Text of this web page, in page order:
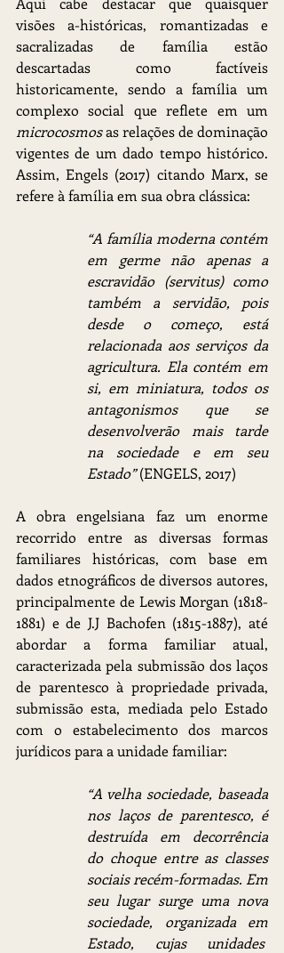
visões a-históricas, romantizadas e
sacralizadas de família estão
descartadas como factíveis
historicamente, sendo a família um
microcosmos as relações de dominação
vigentes de um dado tempo histórico.
Assim, Engels (2017) citando Marx, se
refere à família em sua obra clássica:
“A família moderna contém
em germe não apenas a
escravidão (servitus) como
também a servidão, pois
desde o começo, está
relacionada aos serviços da
agricultura. Ela contém em
si, em miniatura, todos os
antagonismos que se
desenvolverão mais tarde
na sociedade e em seu
Estado” (ENGELS, 2017)
A obra engelsiana faz um enorme
recorrido entre as diversas formas
familiares históricas, com base em
dados etnográficos de diversos autores,
principalmente de Lewis Morgan (1818-
1881) e de J.J Bachofen (1815-1887), até
abordar a forma familiar atual,
caracterizada pela submissão dos laços
de parentesco à propriedade privada,
submissão esta, mediada pelo Estado
com o estabelecimento dos marcos
jurídicos para a unidade familiar:
“A velha sociedade, baseada
nos laços de parentesco, é
destruída em decorrência
do choque entre as classes
sociais recém-formadas. Em
seu lugar surge uma nova
sociedade, organizada em
Estado, cujas unidades